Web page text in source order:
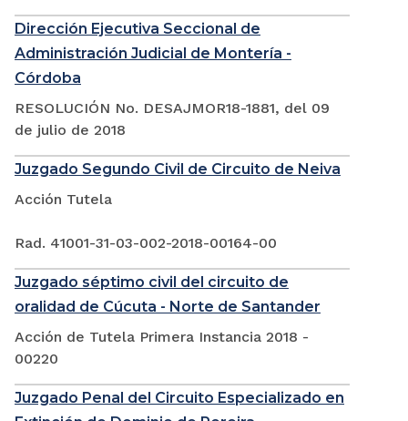
Dirección Ejecutiva Seccional de
Administración Judicial de Montería -
Córdoba
RESOLUCIÓN No. DESAJMOR18-1881, del 09
de julio de 2018
Juzgado Segundo Civil de Circuito de Neiva
Acción Tutela
Rad. 41001-31-03-002-2018-00164-00
Juzgado séptimo civil del circuito de
oralidad de Cúcuta - Norte de Santander
Acción de Tutela Primera Instancia 2018 -
00220
Juzgado Penal del Circuito Especializado en